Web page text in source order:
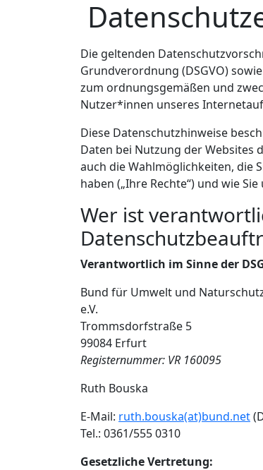
Die geltenden
Grundverordnung (DSGVO)
zum ordnungsgemäßen und
Nutzer*innen unseres
Diese Datenschutzhinweise
Daten bei Nutzung der Websites
auch die Wahlmöglichkeiten, die
haben („Ihre Rechte“) und wie
Wer ist
Verantwortlich im Sinne der
Bund für Umwelt und
e.V.
Trommsdorfstraße 5
99084 Erfurt
Registernummer: VR 160095
Ruth Bouska
E-Mail: ruth.bouska(at)bund.net
Tel.: 0361/555 0310
Gesetzliche Vertretung: